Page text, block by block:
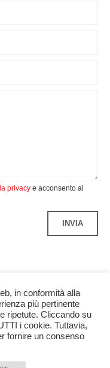
privacye acconsento al
in conformità alla
più pertinente
ripetute. Cliccando su
i cookie. Tuttavia,
fornire un consenso